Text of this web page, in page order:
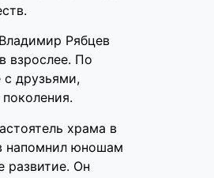
Рябцев
взрослее. По
друзьями,
храма в
напомнил юношам
развитие. Он